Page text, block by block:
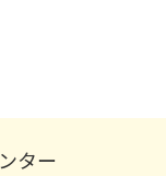
ター